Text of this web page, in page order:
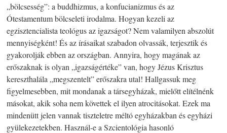
„bölcsesség”: a buddhizmus, a konfucianizmus és az
Ótestamentum bölcseleti irodalma. Hogyan kezeli az
egzisztencialista teológus az igazságot? Nem valamilyen abszolút
mennyiségként! És az írásaikat szabadon olvassák, terjesztik és
gyakorolják ebben az országban. Annyira, hogy magának az
erőszaknak is olyan „igazságértéke” van, hogy Jézus Krisztus
kereszthalála „megszentelt” erőszakra utal! Hallgassuk meg
figyelmesebben, mit mondanak a társegyházak, mielőtt elítélnénk
másokat, akik soha nem követtek el ilyen atrocitásokat. Ezek ma
mindenütt jelen vannak tiszteletre méltó egyházakban és egyházi
gyülekezetekben. Használ-e a Szcientológia hasonló